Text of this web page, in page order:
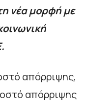
νέα μορφή με
απόρριψης,
απόρριψης